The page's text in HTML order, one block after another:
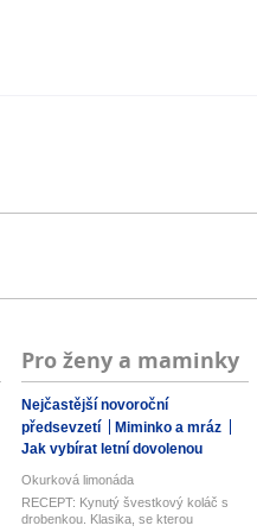
Pro ženy a maminky
Nejčastější novoroční
předsevzetí
Miminko a mráz
Jak vybírat letní dovolenou
Okurková limonáda
RECEPT: Kynutý švestkový koláč s
drobenkou. Klasika, se kterou